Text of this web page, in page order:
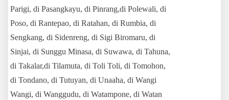
Parigi, di Pasangkayu, di Pinrang,di Polewali, di
Poso, di Rantepao, di Ratahan, di Rumbia, di
Sengkang, di Sidenreng, di Sigi Biromaru, di
Sinjai, di Sunggu Minasa, di Suwawa, di Tahuna,
di Takalar,di Tilamuta, di Toli Toli, di Tomohon,
di Tondano, di Tutuyan, di Unaaha, di Wangi
Wangi, di Wanggudu, di Watampone, di Watan